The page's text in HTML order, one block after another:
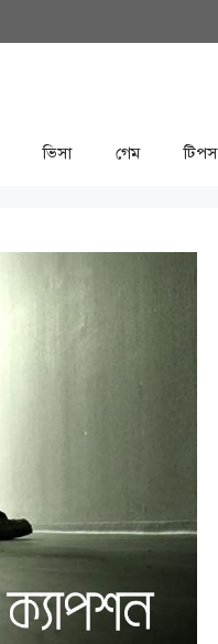
ভিসা গেম টিপস